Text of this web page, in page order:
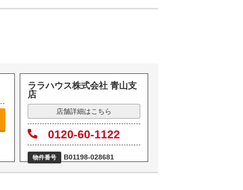
ララハウス株式会社 青山支
店
店舗詳細はこちら
0120-60-1122
物件番号 B01198-028681